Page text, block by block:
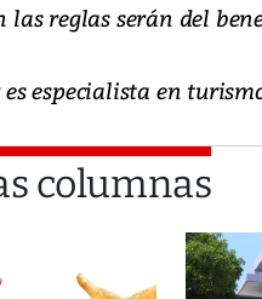
reglas serán del
especialista en
columnas